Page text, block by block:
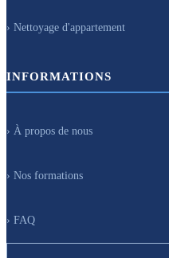
› Nettoyage d'appartement
INFORMATIONS
› À propos de nous
› Nos formations
› FAQ